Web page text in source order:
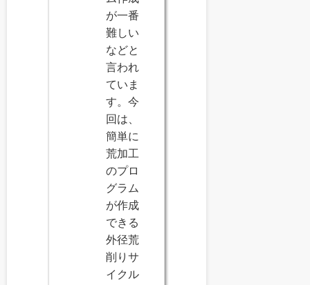
が一番
難しい
などと
言われ
ていま
す。今
回は、
簡単に
荒加工
のプロ
グラム
が作成
できる
外径荒
削りサ
イクル